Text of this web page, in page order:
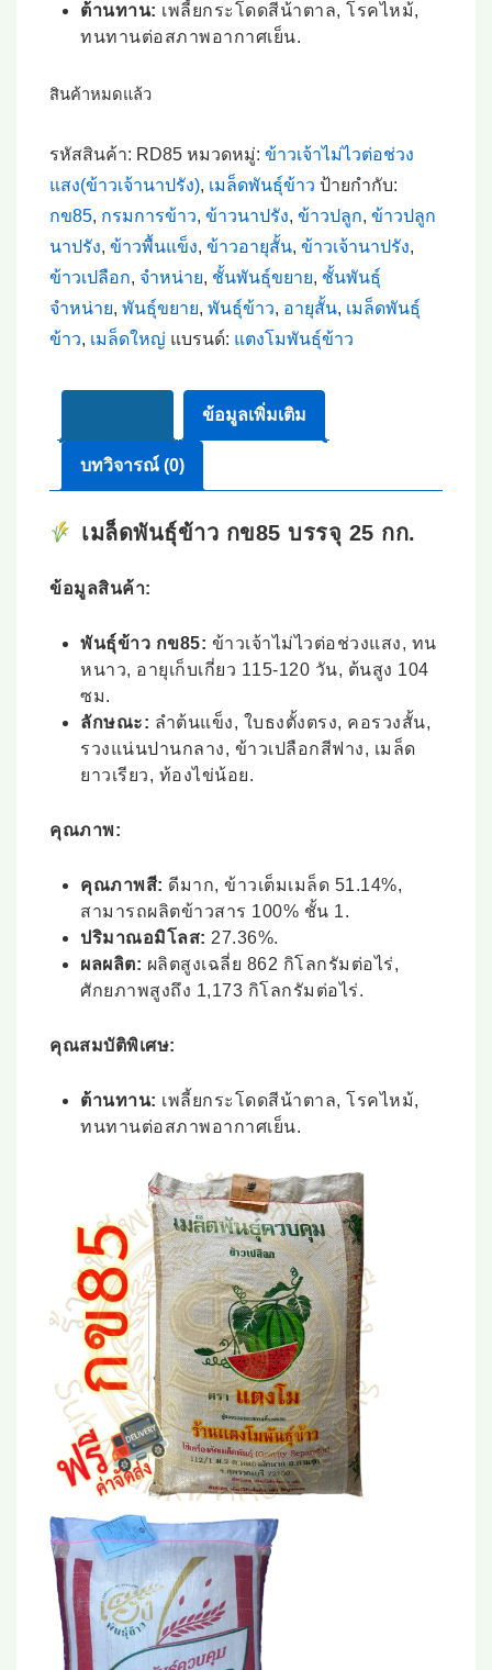
ต้านทาน: เพลี้ยกระโดดสีน้าตาล, โรคไหม้,
ทนทานต่อสภาพอากาศเย็น.
สินค้าหมดแล้ว
รหัสสินค้า: RD85 หมวดหมู่: ข้าวเจ้าไม่ไวต่อช่วง
แสง(ข้าวเจ้านาปรัง), เมล็ดพันธุ์ข้าว ป้ายกำกับ:
กข85, กรมการข้าว, ข้าวนาปรัง, ข้าวปลูก, ข้าวปลูก
นาปรัง, ข้าวพื้นแข็ง, ข้าวอายุสั้น, ข้าวเจ้านาปรัง,
ข้าวเปลือก, จำหน่าย, ชั้นพันธุ์ขยาย, ชั้นพันธุ์
จำหน่าย, พันธุ์ขยาย, พันธุ์ข้าว, อายุสั้น, เมล็ดพันธุ์
ข้าว, เมล็ดใหญ่ แบรนด์: แตงโมพันธุ์ข้าว
ข้อมูลเพิ่มเติม
บทวิจารณ์ (0)
เมล็ดพันธุ์ข้าว กข85 บรรจุ 25 กก.
ข้อมูลสินค้า:
พันธุ์ข้าว กข85: ข้าวเจ้าไม่ไวต่อช่วงแสง, ทน
หนาว, อายุเก็บเกี่ยว 115-120 วัน, ต้นสูง 104
ซม.
ลักษณะ: ลำต้นแข็ง, ใบธงตั้งตรง, คอรวงสั้น,
รวงแน่นปานกลาง, ข้าวเปลือกสีฟาง, เมล็ด
ยาวเรียว, ท้องไข่น้อย.
คุณภาพ:
คุณภาพสี: ดีมาก, ข้าวเต็มเมล็ด 51.14%,
สามารถผลิตข้าวสาร 100% ชั้น 1.
ปริมาณอมิโลส: 27.36%.
ผลผลิต: ผลิตสูงเฉลี่ย 862 กิโลกรัมต่อไร่,
ศักยภาพสูงถึง 1,173 กิโลกรัมต่อไร่.
คุณสมบัติพิเศษ:
ต้านทาน: เพลี้ยกระโดดสีน้าตาล, โรคไหม้,
ทนทานต่อสภาพอากาศเย็น.